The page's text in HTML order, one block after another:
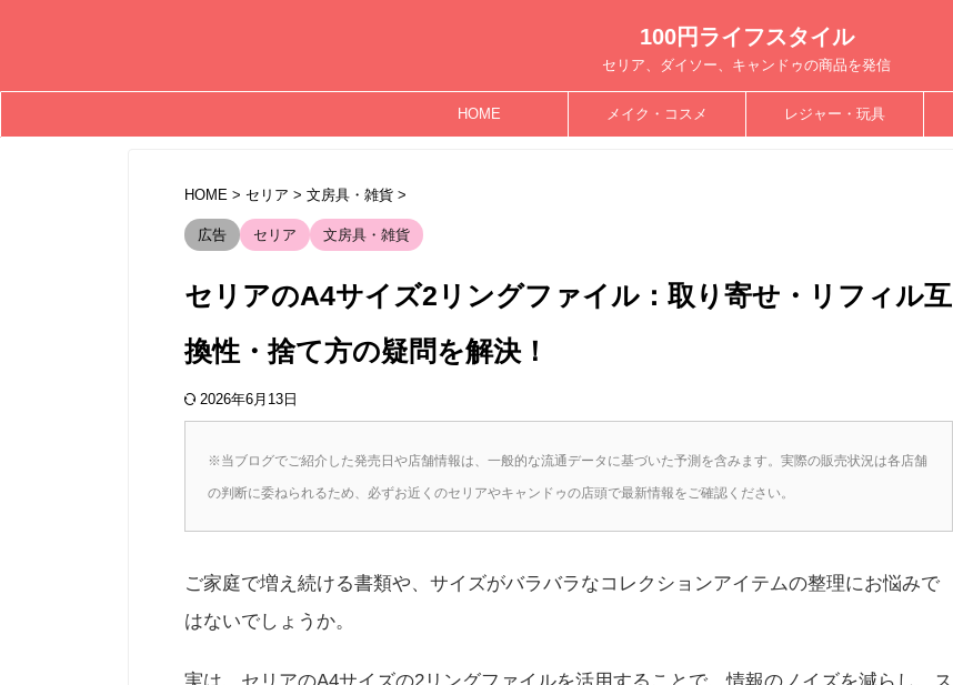
100円ライフスタイル
セリア、ダイソー、キャンドゥの商品を発信
HOME メイク・コスメ レジャー・玩具
HOME > セリア > 文房具・雑貨 >
広告 セリア 文房具・雑貨
セリアのA4サイズ2リングファイル：取り寄せ・リフィル互
換性・捨て方の疑問を解決！
2026年6月13日
※当ブログでご紹介した発売日や店舗情報は、一般的な流通データに基づいた予測を含みます。実際の販売状況は各店舗
の判断に委ねられるため、必ずお近くのセリアやキャンドゥの店頭で最新情報をご確認ください。
ご家庭で増え続ける書類や、サイズがバラバラなコレクションアイテムの整理にお悩みで
はないでしょうか。